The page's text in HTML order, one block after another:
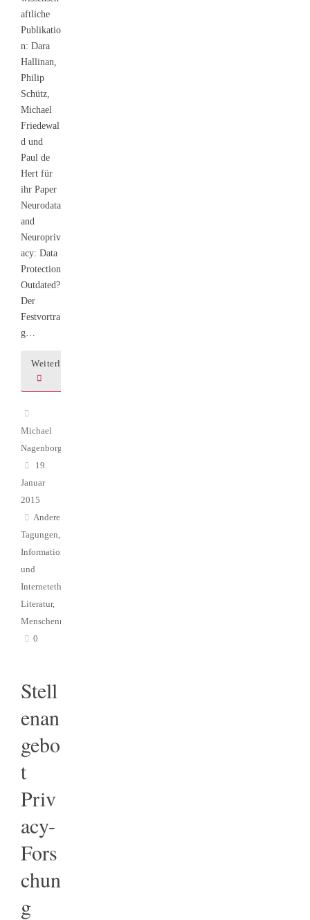
aftliche
Publikatio
n: Dara
Hallinan,
Philip
Schütz,
Michael
Friedewal
d und
Paul de
Hert für
ihr Paper
Neurodata
and
Neuropriv
acy: Data
Protection
Outdated?
Der
Festvortra
g…
Weiterlesen
Michael
Nagenborg
19.
Januar
2015
Andere
Tagungen
Informations-
und
Internetethik
Literatur,
Menschenrechte
0
Stell
enan
gebo
t
Priv
acy-
Fors
chun
g